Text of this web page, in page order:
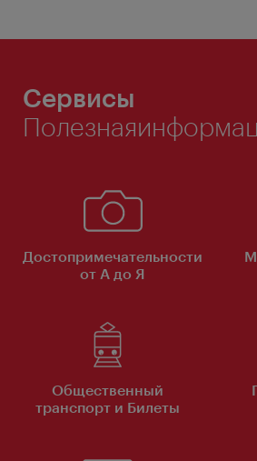
Сервисы
Достопримечательности
от А до Я
Общественный
транспорт и Билеты